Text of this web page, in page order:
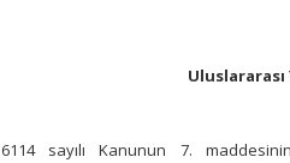
Uluslararası
6114 sayılı Kanunun 7.